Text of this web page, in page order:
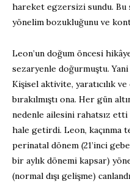
hareket egzersizi sundu. Bu
yönelim bozukluğunu ve
Leon’un doğum öncesi
sezaryenle doğurmuştu. Yani
Kişisel aktivite, yaratıcılık
bırakılmıştı ona. Her gün
nedenle ailesini rahatsız etti
hale getirdi. Leon, kaçınma
perinatal dönem (21’inci
bir aylık dönemi kapsar)
(normal dışı gelişme)